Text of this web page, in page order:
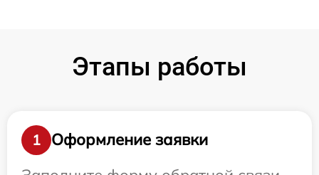
Этапы работы
1
Оформление заявки